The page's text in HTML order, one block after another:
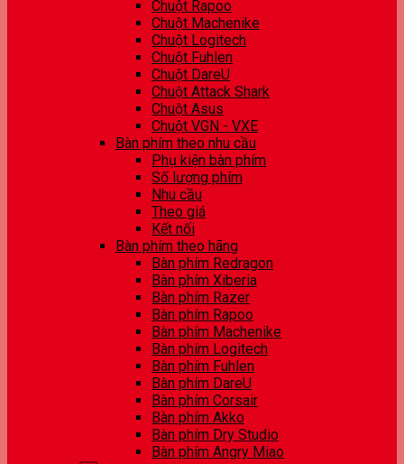
Chuột Rapoo
Chuột Machenike
Chuột Logitech
Chuột Fuhlen
Chuột DareU
Chuột Attack Shark
Chuột Asus
Chuột VGN - VXE
Bàn phím theo nhu cầu
Phụ kiện bàn phím
Số lượng phím
Nhu cầu
Theo giá
Kết nối
Bàn phím theo hãng
Bàn phím Redragon
Bàn phím Xiberia
Bàn phím Razer
Bàn phím Rapoo
Bàn phím Machenike
Bàn phím Logitech
Bàn phím Fuhlen
Bàn phím DareU
Bàn phím Corsair
Bàn phím Akko
Bàn phím Dry Studio
Bàn phím Angry Miao